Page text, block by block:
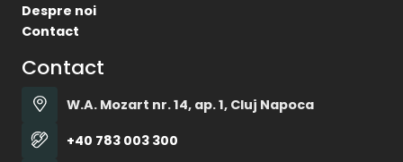
Despre noi
Contact
Contact
W.A. Mozart nr. 14, ap. 1, Cluj Napoca
+40 783 003 300